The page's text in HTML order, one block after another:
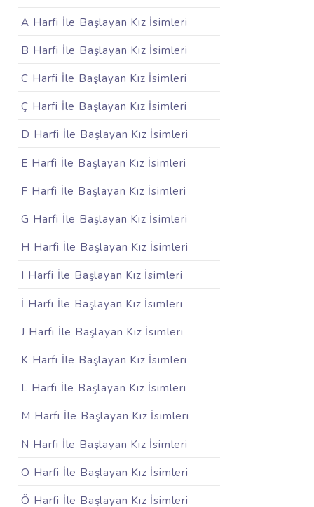
A Harfi İle Başlayan Kız İsimleri
B Harfi İle Başlayan Kız İsimleri
C Harfi İle Başlayan Kız İsimleri
Ç Harfi İle Başlayan Kız İsimleri
D Harfi İle Başlayan Kız İsimleri
E Harfi İle Başlayan Kız İsimleri
F Harfi İle Başlayan Kız İsimleri
G Harfi İle Başlayan Kız İsimleri
H Harfi İle Başlayan Kız İsimleri
I Harfi İle Başlayan Kız İsimleri
İ Harfi İle Başlayan Kız İsimleri
J Harfi İle Başlayan Kız İsimleri
K Harfi İle Başlayan Kız İsimleri
L Harfi İle Başlayan Kız İsimleri
M Harfi İle Başlayan Kız İsimleri
N Harfi İle Başlayan Kız İsimleri
O Harfi İle Başlayan Kız İsimleri
Ö Harfi İle Başlayan Kız İsimleri